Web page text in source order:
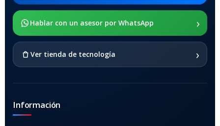
Hablar con un asesor por WhatsApp ›
Ver tienda de tecnología ›
Información